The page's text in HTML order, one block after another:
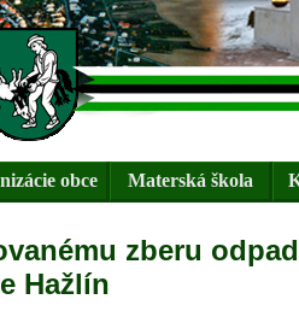
obce Materská škola
zberu
Hažlín